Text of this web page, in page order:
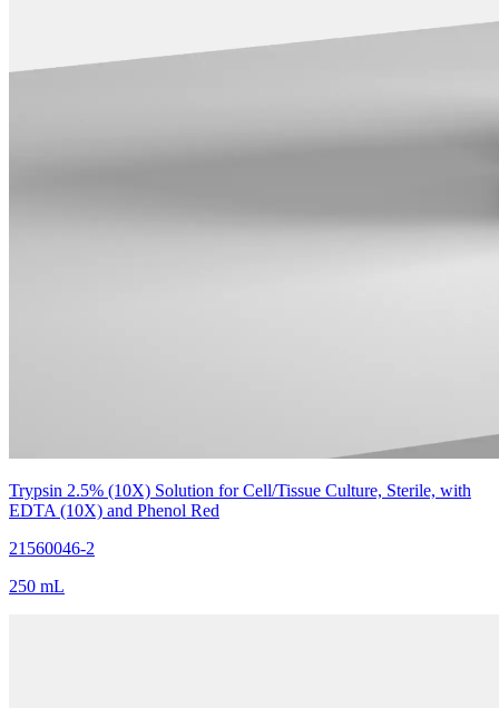
Trypsin 2.5% (10X) Solution for Cell/Tissue Culture, Sterile, with
EDTA (10X) and Phenol Red
21560046-2
250 mL